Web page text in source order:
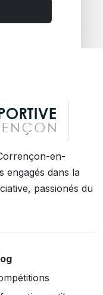
en-
engagés dans la
passionés du